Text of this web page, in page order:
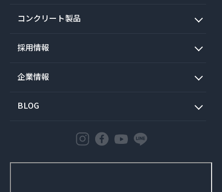
コンクリート製品
採用情報
企業情報
BLOG